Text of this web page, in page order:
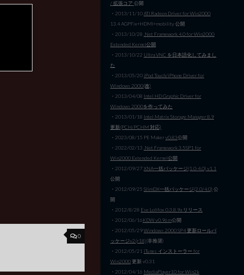
0
/ 拡張コア 公開
・2013/11/10ATI Radeon Driver for Win2000
13.4 AGPFix+HDMI+mobility 公開
・2013/10/28 .Net Framework 4.0 for Win2000
Extended Kernel公開
・2013/10/22 Ultra VNC を日本語化してみまし
た
・2013/05/20 iPod Touch/iPhone Driver for
Windows 2000(改)
・2013/04/08 Intel HD Graphic Driver for
Windows 2000を作ってみた
・2013/01/18 Intel Matrix Storage Manager 8.9
更新(PCH/PCHM 対応)
・2023/08/15 PE Makerv0.83公開
・2022/02/13 .Net Framework 3.5SP1 for
Win2000 Extended Kernel公開
・2012/09/27XNA一括パッケージ(1.0-4.0) v1.1
公開
・2012/09/25 SlimDX一括パッケージ(2.0/4.0) 公
開
・2012/8/28 Ese Lolifox 0.3.8.9a リリース
・2012/06/16KDW v0.96m公開
・2012/05/29Windows 2000 SP4 更新ロールパ
ッケージv2(r18)(非推奨)
・2012/05/21 iTunes インストーラー for
Win2000更新 v0.31
・2012/04/16 MediaPlayer10 for Win2k